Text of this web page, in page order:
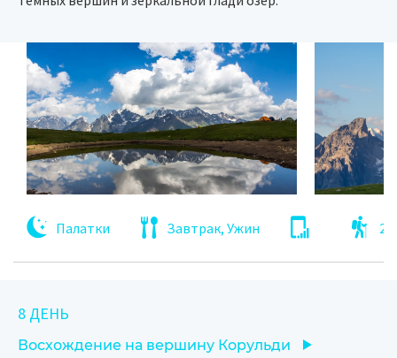
Палатки Завтрак, Ужин 2
8 ДЕНЬ
Восхождение на вершину Корульди